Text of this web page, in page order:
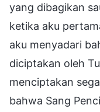
yang dibagikan
ketika aku
aku menyadari
diciptakan oleh
menciptakan
bahwa Sang